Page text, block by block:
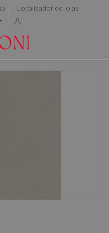
Localizador de lojas